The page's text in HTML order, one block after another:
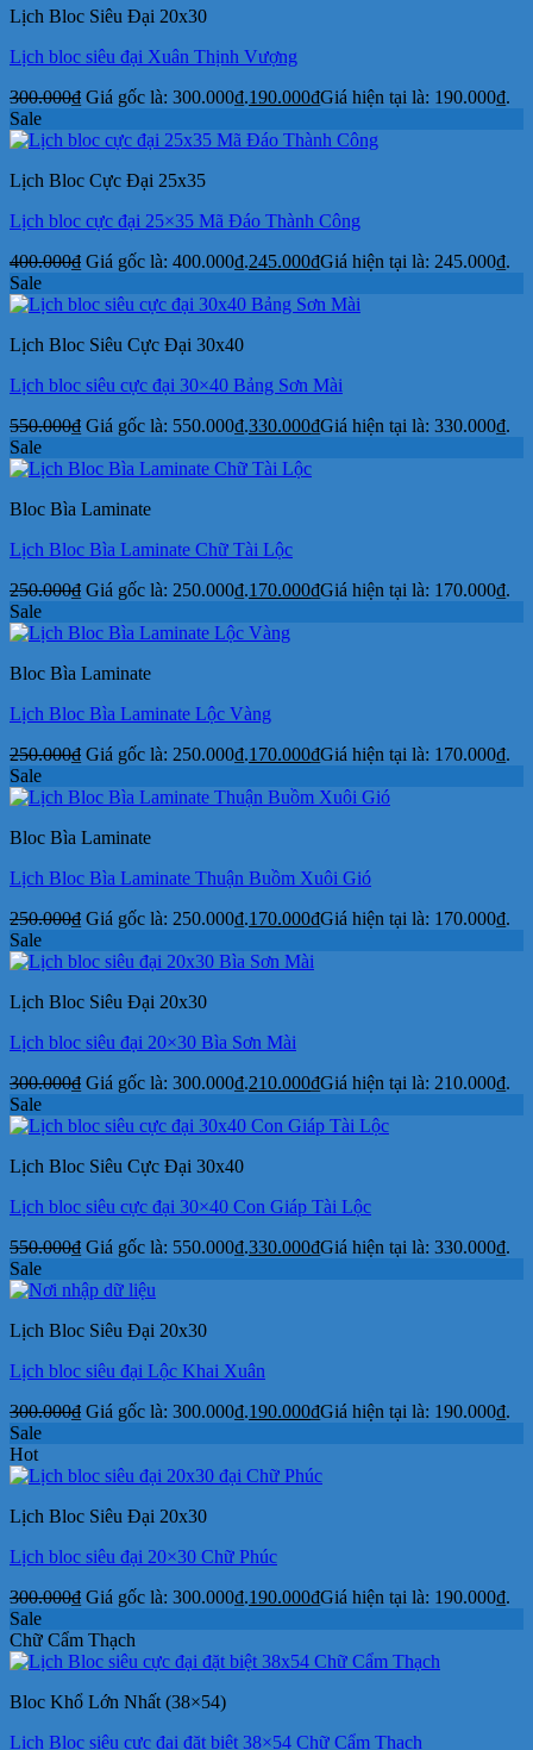
Lịch Bloc Siêu Đại 20x30
Lịch bloc siêu đại Xuân Thịnh Vượng
300.000₫ Giá gốc là: 300.000₫.190.000₫Giá hiện tại là: 190.000₫.
Sale
Lịch Bloc Cực Đại 25x35
Lịch bloc cực đại 25×35 Mã Đáo Thành Công
400.000₫ Giá gốc là: 400.000₫.245.000₫Giá hiện tại là: 245.000₫.
Sale
Lịch Bloc Siêu Cực Đại 30x40
Lịch bloc siêu cực đại 30×40 Bảng Sơn Mài
550.000₫ Giá gốc là: 550.000₫.330.000₫Giá hiện tại là: 330.000₫.
Sale
Bloc Bìa Laminate
Lịch Bloc Bìa Laminate Chữ Tài Lộc
250.000₫ Giá gốc là: 250.000₫.170.000₫Giá hiện tại là: 170.000₫.
Sale
Bloc Bìa Laminate
Lịch Bloc Bìa Laminate Lộc Vàng
250.000₫ Giá gốc là: 250.000₫.170.000₫Giá hiện tại là: 170.000₫.
Sale
Bloc Bìa Laminate
Lịch Bloc Bìa Laminate Thuận Buồm Xuôi Gió
250.000₫ Giá gốc là: 250.000₫.170.000₫Giá hiện tại là: 170.000₫.
Sale
Lịch Bloc Siêu Đại 20x30
Lịch bloc siêu đại 20×30 Bìa Sơn Mài
300.000₫ Giá gốc là: 300.000₫.210.000₫Giá hiện tại là: 210.000₫.
Sale
Lịch Bloc Siêu Cực Đại 30x40
Lịch bloc siêu cực đại 30×40 Con Giáp Tài Lộc
550.000₫ Giá gốc là: 550.000₫.330.000₫Giá hiện tại là: 330.000₫.
Sale
Lịch Bloc Siêu Đại 20x30
Lịch bloc siêu đại Lộc Khai Xuân
300.000₫ Giá gốc là: 300.000₫.190.000₫Giá hiện tại là: 190.000₫.
Sale
Hot
Lịch Bloc Siêu Đại 20x30
Lịch bloc siêu đại 20×30 Chữ Phúc
300.000₫ Giá gốc là: 300.000₫.190.000₫Giá hiện tại là: 190.000₫.
Sale
Chữ Cẩm Thạch
Bloc Khổ Lớn Nhất (38×54)
Lịch Bloc siêu cực đại đặt biệt 38×54 Chữ Cẩm Thạch